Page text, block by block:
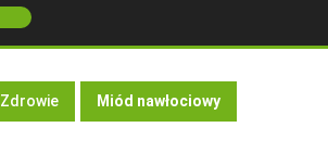
Open
Button
Zdrowie Miód nawłociowy